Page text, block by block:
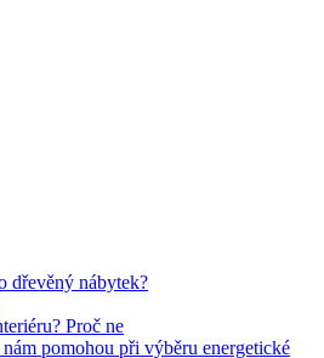
dřevěný nábytek?
Proč ne
pomohou při výběru energetické